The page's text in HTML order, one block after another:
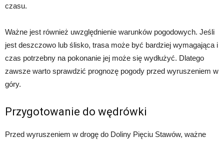
czasu.
Ważne jest również uwzględnienie warunków pogodowych. Jeśli
jest deszczowo lub ślisko, trasa może być bardziej wymagająca i
czas potrzebny na pokonanie jej może się wydłużyć. Dlatego
zawsze warto sprawdzić prognozę pogody przed wyruszeniem w
góry.
Przygotowanie do wędrówki
Przed wyruszeniem w drogę do Doliny Pięciu Stawów, ważne